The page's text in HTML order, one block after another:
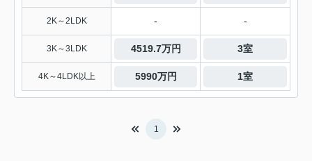
2K～2LDK - -
3K～3LDK 4519.7万円 3室
4K～4LDK以上 5990万円 1室
1